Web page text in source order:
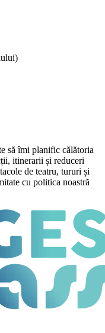
să îmi planific călătoria
itinerarii și reduceri
de teatru, tururi și
cu politica noastră